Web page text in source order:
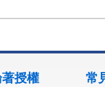
授權 常